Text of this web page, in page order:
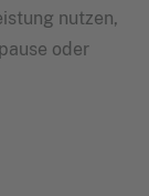
nutzen,
oder